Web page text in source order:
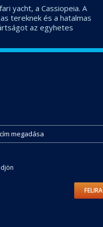
yacht, a Cassiopeia. A
tereknek és a hatalmas
az egyhetes